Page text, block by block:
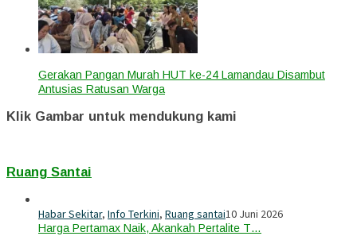
Gerakan Pangan Murah HUT ke-24 Lamandau Disambut
Antusias Ratusan Warga
Klik Gambar untuk mendukung kami
Ruang Santai
Habar Sekitar, Info Terkini, Ruang santai10 Juni 2026
Harga Pertamax Naik, Akankah Pertalite T…